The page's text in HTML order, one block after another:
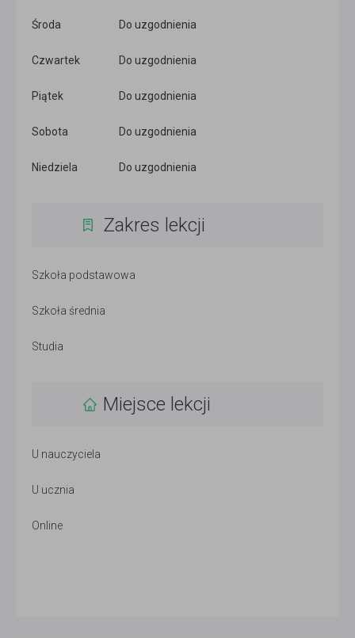
Środa Do uzgodnienia
Czwartek Do uzgodnienia
Piątek Do uzgodnienia
Sobota Do uzgodnienia
Niedziela Do uzgodnienia
Zakres lekcji
Szkoła podstawowa
Szkoła średnia
Studia
Miejsce lekcji
U nauczyciela
U ucznia
Online